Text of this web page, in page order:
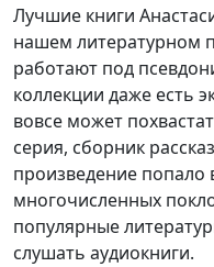
Лучшие книги
нашем литературном
работают под
коллекции даже есть
вовсе может
серия, сборник
произведение попало
многочисленных
популярные
слушать аудиокниги.